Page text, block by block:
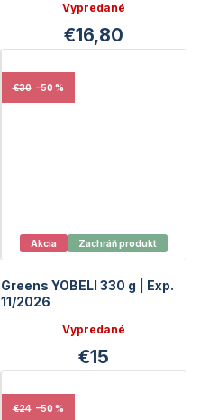
Vypredané
€16,80
Akcia Zachráň produkt
€30 –50 %
Greens YOBELI 330 g | Exp.
11/2026
Vypredané
€15
€24 –50 %